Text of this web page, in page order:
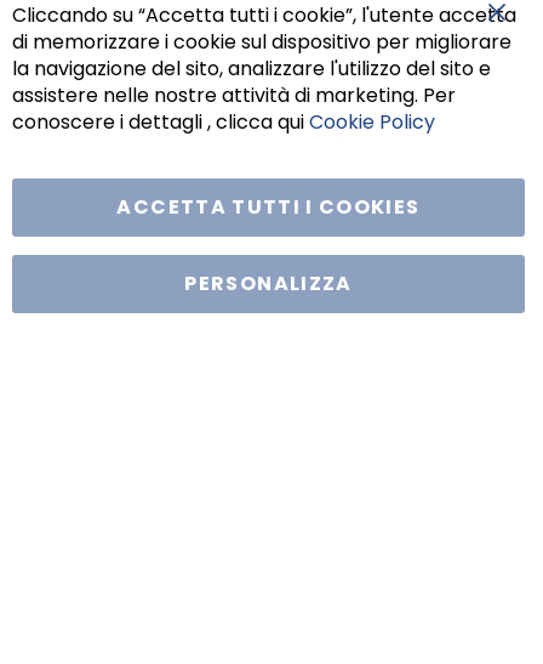
Cliccando su “Accetta tutti i cookie”, l'utente accetta
di memorizzare i cookie sul dispositivo per migliorare
la navigazione del sito, analizzare l'utilizzo del sito e
assistere nelle nostre attività di marketing. Per
conoscere i dettagli , clicca quiCookie Policy
ACCETTA TUTTI I COOKIES
PERSONALIZZA